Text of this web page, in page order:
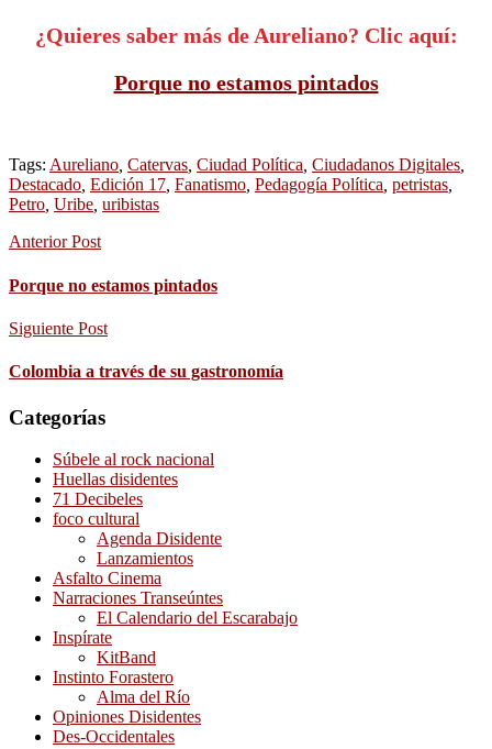
¿Quieres saber más de Aureliano? Clic aquí:
Porque no estamos pintados
Tags: Aureliano, Catervas, Ciudad Política, Ciudadanos Digitales,
Destacado, Edición 17, Fanatismo, Pedagogía Política, petristas,
Petro, Uribe, uribistas
Anterior Post
Porque no estamos pintados
Siguiente Post
Colombia a través de su gastronomía
Categorías
Súbele al rock nacional
Huellas disidentes
71 Decibeles
foco cultural
Agenda Disidente
Lanzamientos
Asfalto Cinema
Narraciones Transeúntes
El Calendario del Escarabajo
Inspírate
KitBand
Instinto Forastero
Alma del Río
Opiniones Disidentes
Des-Occidentales